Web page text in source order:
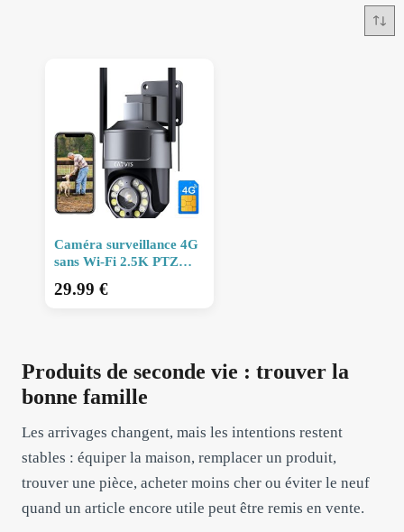
Caméra surveillance 4G
sans Wi-Fi 2.5K PTZ
29.99 €
Produits de seconde vie : trouver la
bonne famille
Les arrivages changent, mais les intentions restent
stables : équiper la maison, remplacer un produit,
trouver une pièce, acheter moins cher ou éviter le neuf
quand un article encore utile peut être remis en vente.